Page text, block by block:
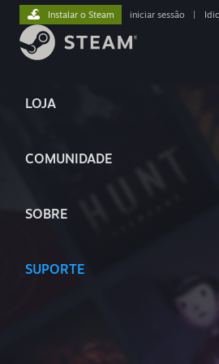
LOJA
COMUNIDADE
SOBRE
SUPORTE
Instalar o Steam iniciar sessão